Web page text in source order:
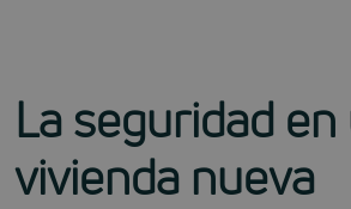
La seguridad en
vivienda nueva